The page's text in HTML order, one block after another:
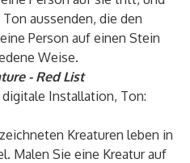
aussenden, die den
Person auf einen Stein
Weise.
- Red List
Installation, Ton:
Kreaturen leben in
Malen Sie eine Kreatur auf